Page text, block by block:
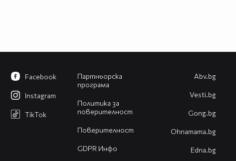
Партньорска
програма
Политика за
поверителност
Поверителност
GDPR Инфо
Facebook
Instagram
TikTok
Abv.bg
Vesti.bg
Gong.bg
Оhnamama.bg
Edna.bg